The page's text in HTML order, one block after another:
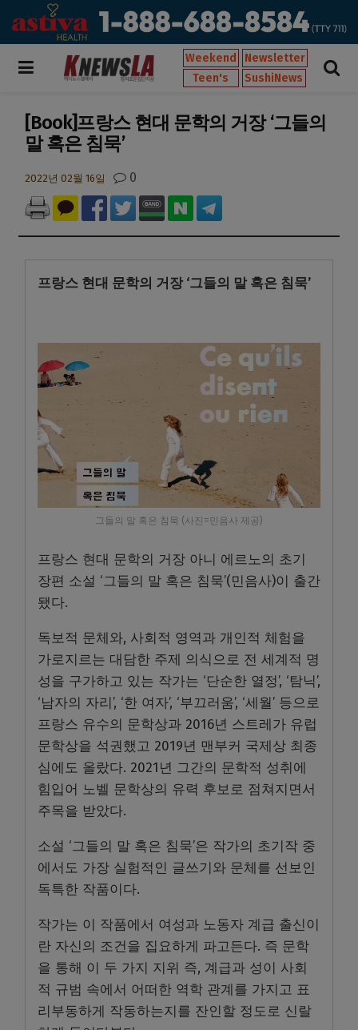
Weekend
Newsletter
Teen's
SushiNews
[Book]프랑스 현대 문학의 거장 ‘그들의
말 혹은 침묵’
2022년 02월 16일 0
프랑스 현대 문학의 거장 ‘그들의 말 혹은 침묵’
그들의 말 혹은 침묵 (사진=민음사 제공)
프랑스 현대 문학의 거장 아니 에르노의 초기
장편 소설 ‘그들의 말 혹은 침묵’(민음사)이 출간
됐다.
독보적 문체와, 사회적 영역과 개인적 체험을
가로지르는 대담한 주제 의식으로 전 세계적 명
성을 구가하고 있는 작가는 ‘단순한 열정’, ‘탐닉’,
‘남자의 자리’, ‘한 여자’, ‘부끄러움’, ‘세월’ 등으로
프랑스 유수의 문학상과 2016년 스트레가 유럽
문학상을 석권했고 2019년 맨부커 국제상 최종
심에도 올랐다. 2021년 그간의 문학적 성취에
힘입어 노벨 문학상의 유력 후보로 점쳐지면서
주목을 받았다.
소설 ‘그들의 말 혹은 침묵’은 작가의 초기작 중
에서도 가장 실험적인 글쓰기와 문체를 선보인
독특한 작품이다.
작가는 이 작품에서 여성과 노동자 계급 출신이
란 자신의 조건을 집요하게 파고든다. 즉 문학
을 통해 이 두 가지 지위 즉, 계급과 성이 사회
적 규범 속에서 어떠한 역학 관계를 가지고 표
리부동하게 작동하는지를 잔인할 정도로 신랄